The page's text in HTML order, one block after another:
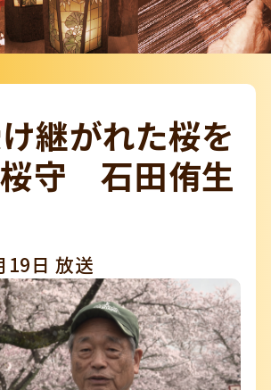
継がれた桜を
守 石田侑生
19日 放送